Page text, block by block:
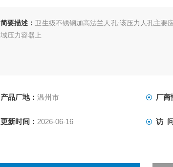
简要描述： 卫生级不锈钢加高法兰人孔:该压力人孔主要
域压力容器上
产品厂地： 温州市 厂商
更新时间： 2026-06-16 访